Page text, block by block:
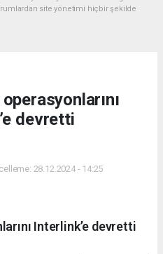
site yönetimi hiçbir şekilde
devretti
28.12.2024 - 14:25
Interlink’e devretti